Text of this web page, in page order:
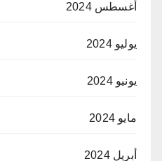
أغسطس 2024
يوليو 2024
يونيو 2024
مايو 2024
أبريل 2024